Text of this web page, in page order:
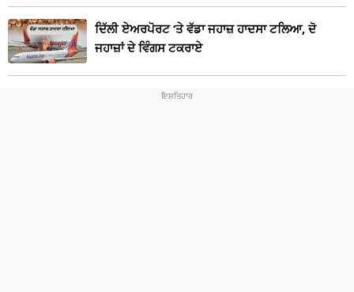
ਦਿੱਲੀ ਏਅਰਪੋਰਟ ‘ਤੇ ਵੱਡਾ ਜਹਾਜ਼ ਹਾਦਸਾ ਟਲਿਆ, ਦੋ
ਜਹਾਜ਼ਾਂ ਦੇ ਵਿੰਗਸ ਟਕਰਾਏ